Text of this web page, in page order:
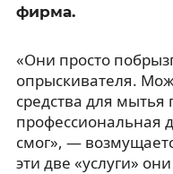
фирма.
«Они просто
опрыскивателя.
средства для мытья
профессиональная
смог», —
эти две «услуги»